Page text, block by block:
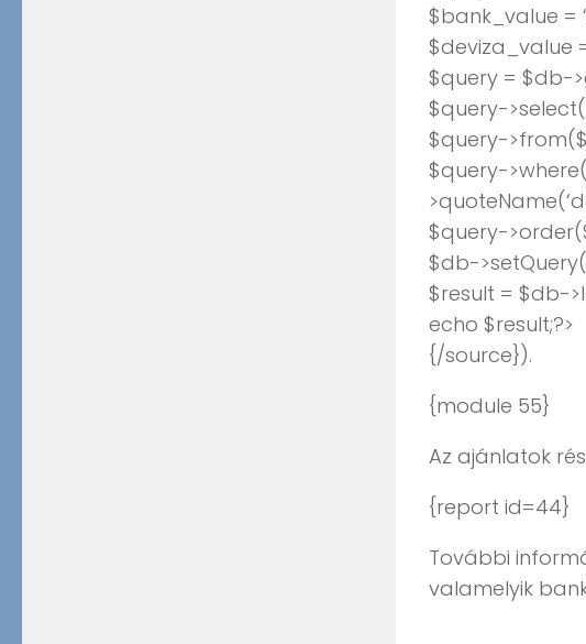
$bank_value =
$deviza_value =
$query = $db-
$query-
$query-
$query-
$query-
$db-
$result = $db-
echo $result;?>
{/source}).
{module 55}
Az ajánlatok
{report id=44}
További
valamelyik